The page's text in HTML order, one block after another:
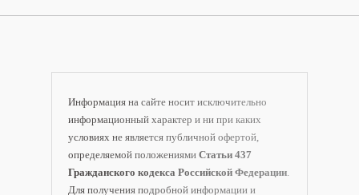
Информация на сайте носит исключительно
информационный характер и ни при каких
условиях не является публичной офертой,
определяемой положениями Статьи 437
Гражданского кодекса Российской Федерации
Для получения подробной информации и